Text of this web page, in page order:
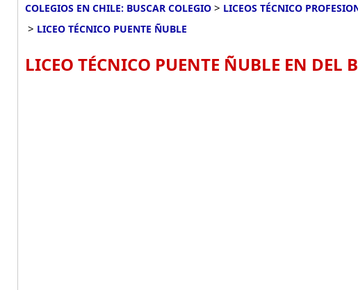
COLEGIOS EN CHILE: BUSCAR COLEGIO > LICEOS TÉCNICO
> LICEO TÉCNICO PUENTE ÑUBLE
LICEO TÉCNICO PUENTE ÑUBLE EN DEL